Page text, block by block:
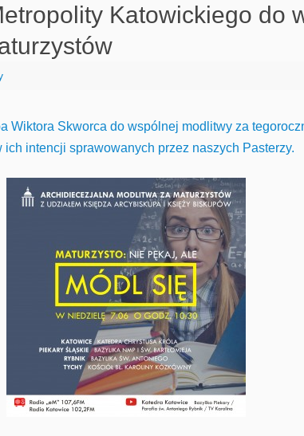
Katowickiego do
Wiktora Skworca do wspólnej modlitwy za
ich intencji sprawowanych przez naszych Pasterzy.